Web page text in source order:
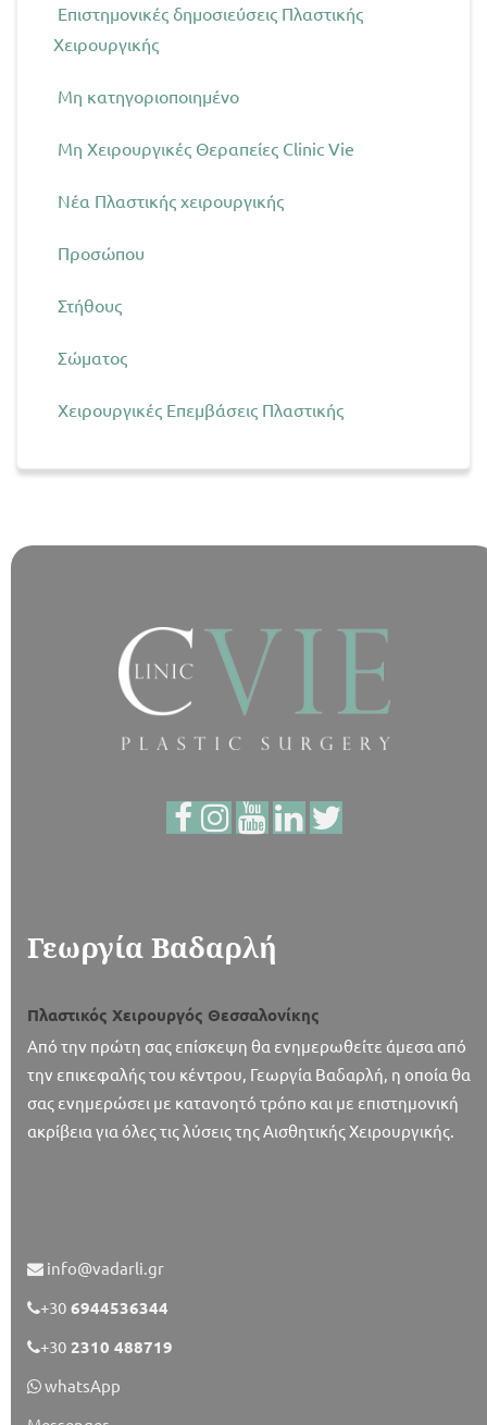
Επιστημονικές δημοσιεύσεις Πλαστικής
Χειρουργικής
Μη κατηγοριοποιημένο
Μη Χειρουργικές Θεραπείες Clinic Vie
Νέα Πλαστικής χειρουργικής
Προσώπου
Στήθους
Σώματος
Χειρουργικές Επεμβάσεις Πλαστικής
Γεωργία Βαδαρλή
Πλαστικός Χειρουργός Θεσσαλονίκης
Από την πρώτη σας επίσκεψη θα ενημερωθείτε άμεσα από
την επικεφαλής του κέντρου, Γεωργία Βαδαρλή, η οποία θα
σας ενημερώσει με κατανοητό τρόπο και με επιστημονική
ακρίβεια για όλες τις λύσεις της Αισθητικής Χειρουργικής.
info@vadarli.gr
+30 6944536344
+30 2310 488719
whatsApp